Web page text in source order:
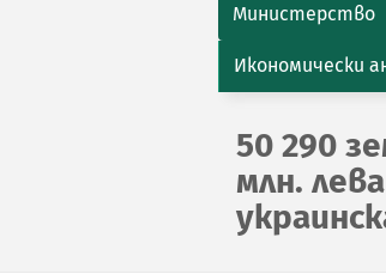
Министерство
Икономически
50 290
млн.